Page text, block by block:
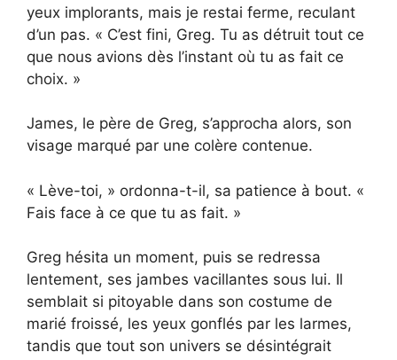
yeux implorants, mais je restai ferme, reculant
d’un pas. « C’est fini, Greg. Tu as détruit tout ce
que nous avions dès l’instant où tu as fait ce
choix. »
James, le père de Greg, s’approcha alors, son
visage marqué par une colère contenue.
« Lève-toi, » ordonna-t-il, sa patience à bout. «
Fais face à ce que tu as fait. »
Greg hésita un moment, puis se redressa
lentement, ses jambes vacillantes sous lui. Il
semblait si pitoyable dans son costume de
marié froissé, les yeux gonflés par les larmes,
tandis que tout son univers se désintégrait